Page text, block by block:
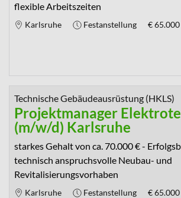
flexible Arbeitszeiten
Karlsruhe Festanstellung €
Technische Gebäudeausrüstung (HKLS)
Projektmanager
(m/w/d) Karlsruhe
starkes Gehalt von ca. 70.000 € -
technisch anspruchsvolle Neubau- und
Revitalisierungsvorhaben
Karlsruhe Festanstellung €